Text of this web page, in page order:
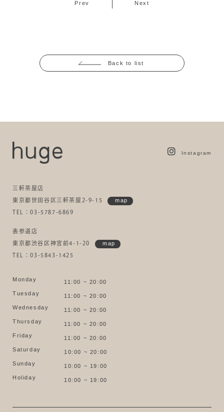
Prev Next
Back to list
Instagram
三軒茶屋店
東京都世田谷区三軒茶屋2-9-15 map
TEL：03-5787-6869
表参道店
東京都渋谷区神宮前4-1-20 map
TEL：03-5843-1425
Monday
11:00 ~ 20:00
Tuesday
11:00 ~ 20:00
Wednesday
11:00 ~ 20:00
Thursday
11:00 ~ 20:00
Friday
11:00 ~ 20:00
Saturday
10:00 ~ 20:00
Sunday
10:00 ~ 19:00
Holiday
10:00 ~ 19:00